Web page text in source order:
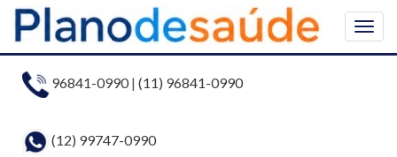
96841-0990| (11) 96841-0990
(12) 99747-0990